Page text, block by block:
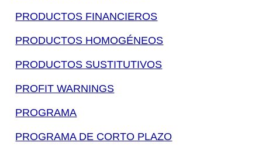
PRODUCTOS FINANCIEROS
PRODUCTOS HOMOGÉNEOS
PRODUCTOS SUSTITUTIVOS
PROFIT WARNINGS
PROGRAMA
PROGRAMA DE CORTO PLAZO